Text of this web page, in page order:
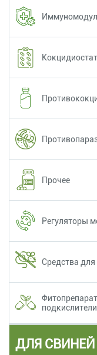
Прочее
Регуляторы
Средства
подкислители
ДЛЯ СВИНЕЙ